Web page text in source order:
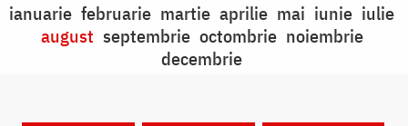
ianuarie februarie martie aprilie mai iunie iulie
august septembrie octombrie noiembrie
decembrie